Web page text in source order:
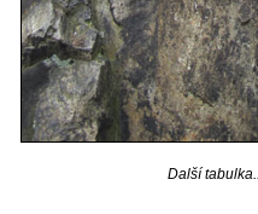
Další